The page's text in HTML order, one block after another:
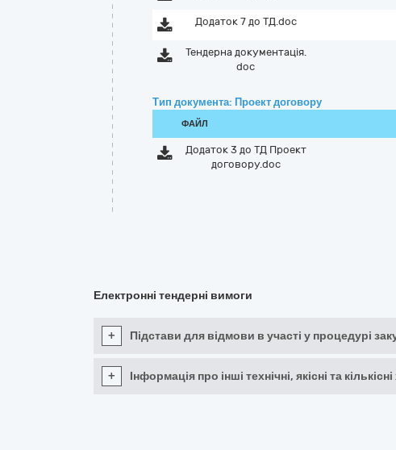
Додаток 7 до ТД.doc
Тендерна документація.
doc
Тип документа: Проект договору
ФАЙЛ
Додаток 3 до ТД Проект
договору.doc
Електронні тендерні вимоги
+ Підстави для відмови в участі у процедурі
+ Інформація про інші технічні, якісні та